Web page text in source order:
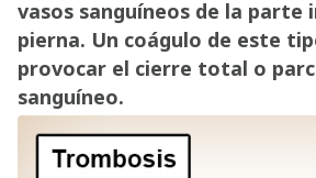
vasos sanguíneos de la parte
pierna. Un coágulo de este
provocar el cierre total o
sanguíneo.